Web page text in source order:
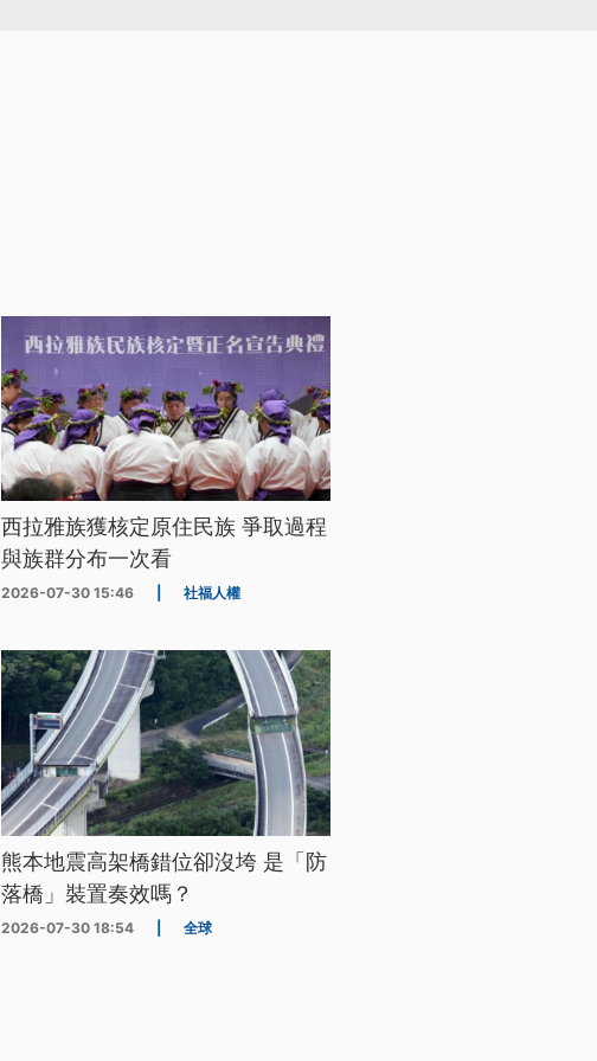
西拉雅族獲核定原住民族 爭取過程
與族群分布一次看
2026-07-30 15:46 社福人權
熊本地震高架橋錯位卻沒垮 是「防
落橋」裝置奏效嗎？
2026-07-30 18:54 全球